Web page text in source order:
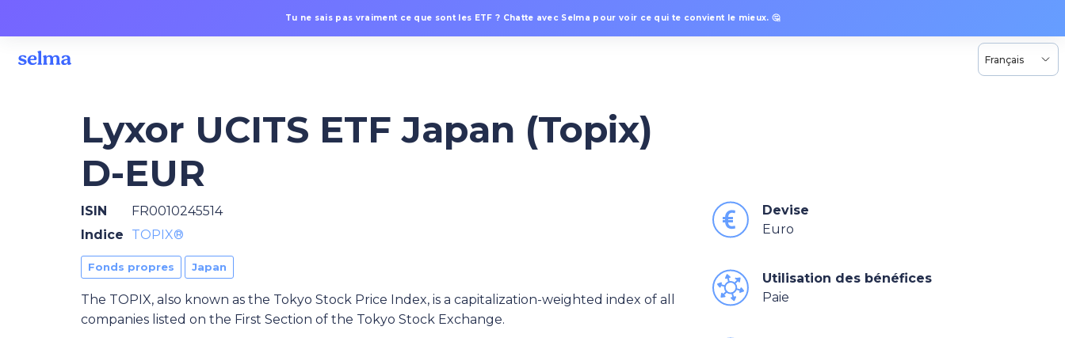
Tu ne sais pas vraiment ce que sont les ETF ? Chatte avec Selma pour voir ce qui te convient le mieux. 🤔
Français
Lyxor UCITS ETF Japan (Topix)
D-EUR
ISIN
FR0010245514
Indice
TOPIX®
Fonds propres Japan
The TOPIX, also known as the Tokyo Stock Price Index, is a capitalization-weighted index of all
companies listed on the First Section of the Tokyo Stock Exchange.
Devise
Euro
Utilisation des bénéfices
Paie